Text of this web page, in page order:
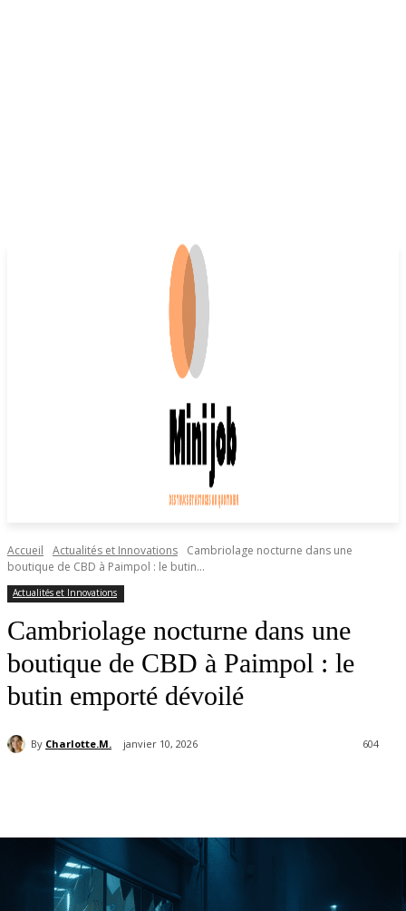
Accueil Actualités et Innovations
Cambriolage nocturne dans une
boutique de CBD à Paimpol : le butin...
Actualités et Innovations
Cambriolage nocturne dans une
boutique de CBD à Paimpol : le
butin emporté dévoilé
By Charlotte.M. janvier 10, 2026 604